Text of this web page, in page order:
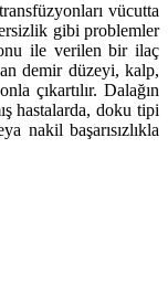
vücutta
gibi problemler
ile verilen bir ilaç
demir düzeyi, kalp,
çıkartılır. Dalağın
hastalarda, doku tipi
nakil başarısızlıkla